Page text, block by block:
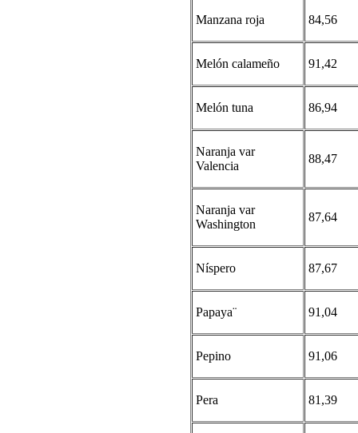
Manzana roja 84,56
Melón calameño 91,42
Melón tuna 86,94
Naranja var
Valencia
88,47
Naranja var
Washington
87,64
Níspero 87,67
Papaya¨ 91,04
Pepino 91,06
Pera 81,39